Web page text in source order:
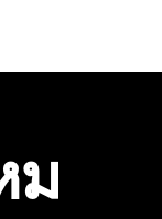
ม